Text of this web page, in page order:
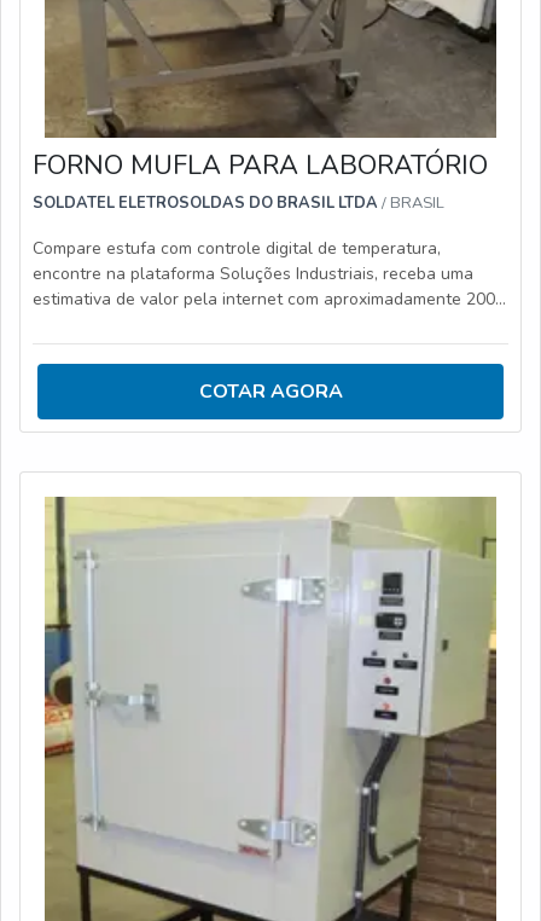
FORNO MUFLA PARA LABORATÓRIO
SOLDATEL ELETROSOLDAS DO BRASIL LTDA / BRASIL
Compare estufa com controle digital de temperatura,
encontre na plataforma Soluções Industriais, receba uma
estimativa de valor pela internet com aproximadamente 200
COTAR AGORA